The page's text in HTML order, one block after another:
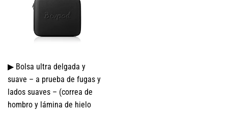
▶ Bolsa ultra delgada y
suave – a prueba de fugas y
lados suaves – (correa de
hombro y lámina de hielo